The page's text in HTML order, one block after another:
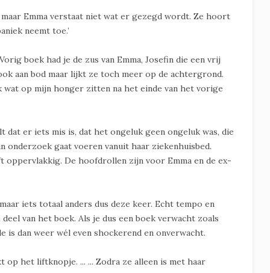
Emma verstaat niet wat er gezegd wordt. Ze hoort
neemt toe.’
boek had je de zus van Emma, Josefin die een vrij
aan bod maar lijkt ze toch meer op de achtergrond.
wat op mijn honger zitten na het einde van het vorige
dat er iets mis is, dat het ongeluk geen ongeluk was, die
onderzoek gaat voeren vanuit haar ziekenhuisbed.
oppervlakkig. De hoofdrollen zijn voor Emma en de ex-
iets totaal anders dus deze keer. Echt tempo en
van het boek. Als je dus een boek verwacht zoals
is dan weer wél even shockerend en onverwacht.
op het liftknopje. ... ... Zodra ze alleen is met haar